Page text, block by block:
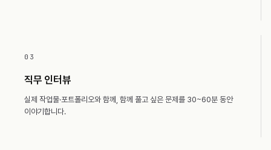
03
직무 인터뷰
실제 작업물·포트폴리오와 함께, 함께 풀고 싶은 문제를 30~60분 동안
이야기합니다.